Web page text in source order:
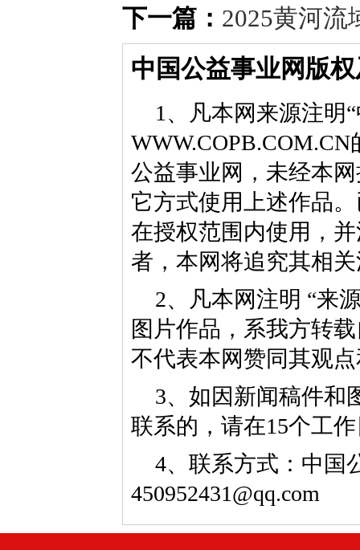
下一篇： 2025黄河流
中国公益事业网版
1、凡本网来源注明
公益事业网，未经本
它方式使用上述作品
在授权范围内使用，
者，本网将追究其相
2、凡本网注明 “来
图片作品，系我方转
不代表本网赞同其观
3、如因新闻稿件和
联系的，请在15个工
4、联系方式：中国
450952431@qq.com